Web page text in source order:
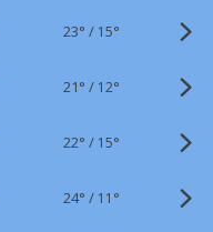
23° / 15°
21° / 12°
22° / 15°
24° / 11°